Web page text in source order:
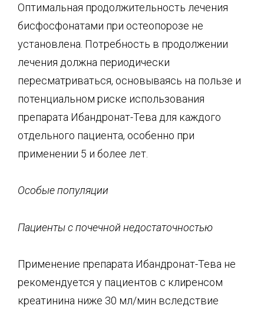
Оптимальная продолжительность лечения
бисфосфонатами при остеопорозе не
установлена. Потребность в продолжении
лечения должна периодически
пересматриваться, основываясь на пользе и
потенциальном риске использования
препарата Ибандронат-Тева для каждого
отдельного пациента, особенно при
применении 5 и более лет.
Особые популяции
Пациенты с почечной недостаточностью
Применение препарата Ибандронат-Тева не
рекомендуется у пациентов с клиренсом
креатинина ниже 30 мл/мин вследствие